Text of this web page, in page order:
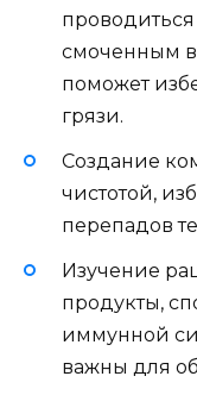
смоченным в
поможет
грязи.
Создание
чистотой,
перепадов
Изучение
продукты,
иммунной
важны для